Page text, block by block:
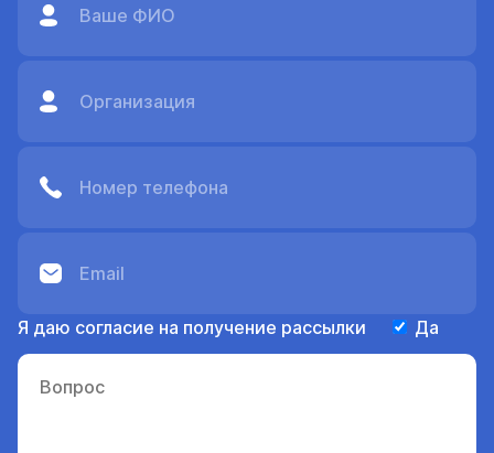
Я даю согласие на получение рассылки Да